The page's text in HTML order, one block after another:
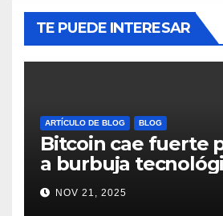
TE PUEDE INTERESAR
ARTÍCULO DE BLOG BLOG
Bitcoin cae fuerte
a burbuja
nervios en AI
#Bitcoin
NOV 21, 2025